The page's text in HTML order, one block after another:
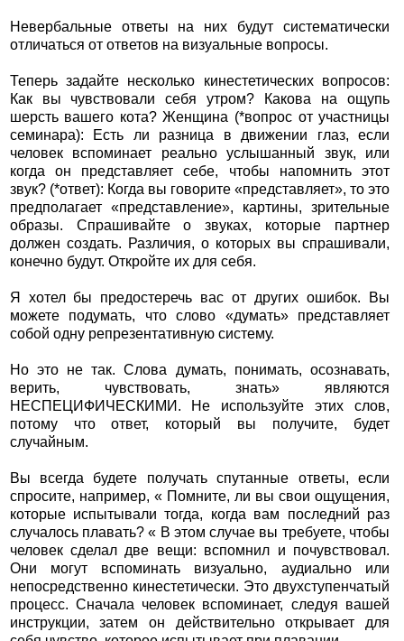
Невербальные ответы на них будут систематически
отличаться от ответов на визуальные вопросы.
Теперь задайте несколько кинестетических вопросов:
Как вы чувствовали себя утром? Какова на ощупь
шерсть вашего кота? Женщина (*вопрос от участницы
семинара): Есть ли разница в движении глаз, если
человек вспоминает реально услышанный звук, или
когда он представляет себе, чтобы напомнить этот
звук? (*ответ): Когда вы говорите «представляет», то это
предполагает «представление», картины, зрительные
образы. Спрашивайте о звуках, которые партнер
должен создать. Различия, о которых вы спрашивали,
конечно будут. Откройте их для себя.
Я хотел бы предостеречь вас от других ошибок. Вы
можете подумать, что слово «думать» представляет
собой одну репрезентативную систему.
Но это не так. Слова думать, понимать, осознавать,
верить, чувствовать, знать» являются
НЕСПЕЦИФИЧЕСКИМИ. Не используйте этих слов,
потому что ответ, который вы получите, будет
случайным.
Вы всегда будете получать спутанные ответы, если
спросите, например, « Помните, ли вы свои ощущения,
которые испытывали тогда, когда вам последний раз
случалось плавать? « В этом случае вы требуете, чтобы
человек сделал две вещи: вспомнил и почувствовал.
Они могут вспоминать визуально, аудиально или
непосредственно кинестетически. Это двухступенчатый
процесс. Сначала человек вспоминает, следуя вашей
инструкции, затем он действительно открывает для